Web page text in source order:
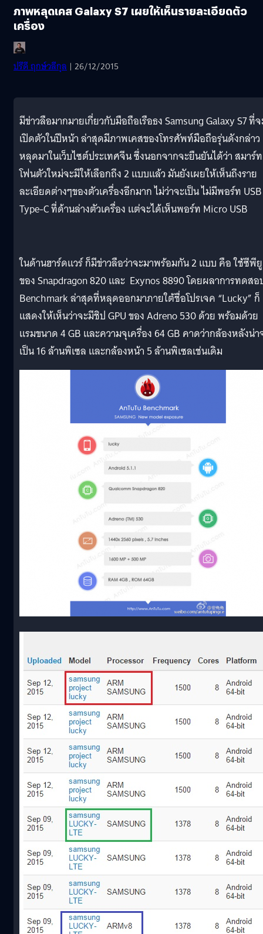
ภาพหลุดเคส Galaxy S7 เผยให้เห็นรายละเอียดตัว
เครื่อง
ปรีดี ฤกษ์วลีกุล | 26/12/2015
มีข่าวลือมากมายเกี่ยวกับมือถือเรือธง Samsung Galaxy S7 ที่
เปิดตัวในปีหน้า ล่าสุดมีภาพเคสของโทรศัพท์มือถือรุ่นดังกล่าว
หลุดมาในเว็บไซต์ประเทศจีน ซึ่งนอกจากจะยืนยันได้ว่า สมาร์ท
โฟนตัวใหม่จะมีให้เลือกถึง 2 แบบแล้ว มันยังเผยให้เห็นถึงราย
ละเอียดต่างๆของตัวเครื่องอีกมาก ไม่ว่าจะเป็น ไม่มีพอร์ท USB
Type-C ที่ด้านล่างตัวเครื่อง แต่จะได้เห็นพอร์ท Micro USB
ในด้านฮาร์ดแวร์ ก็มีข่าวลือว่าจะมาพร้อมกัน 2 แบบ คือ ใช้ซีพียู
ของ Snapdragon 820 และ Exynos 8890 โดยผลาการทดสอ
Benchmark ล่าสุดที่หลุดออกมาภายใต้ชื่อโปรเจค “Lucky” ก็
แสดงให้เห็นว่าจะมีชิป GPU ของ Adreno 530 ด้วย พร้อมด้วย
แรมขนาด 4 GB และความจุเครื่อง 64 GB คาดว่ากล้องหลังน่า
เป็น 16 ล้านพิเซล และกล้องหน้า 5 ล้านพิเซลเช่นเดิม